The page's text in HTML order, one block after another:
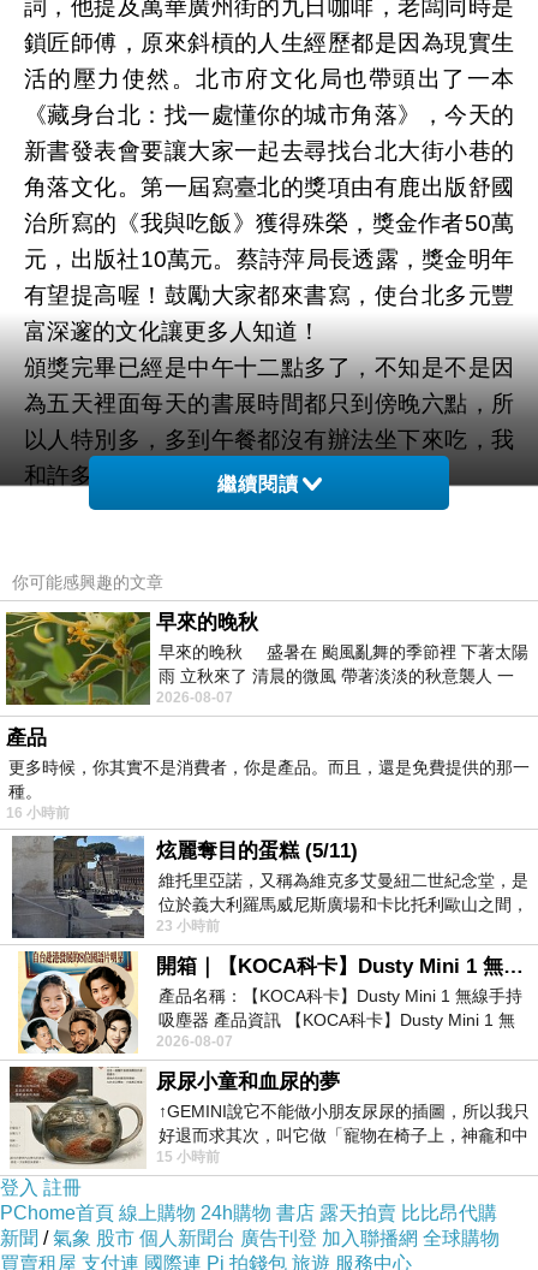
詞，他提及萬華廣州街的九日咖啡，老闆同時是
鎖匠師傅，原來斜槓的人生經歷都是因為現實生
活的壓力使然。北市府文化局也帶頭出了一本
《藏身台北：找一處懂你的城市角落》，今天的
新書發表會要讓大家一起去尋找台北大街小巷的
角落文化。第一屆寫臺北的獎項由有鹿出版舒國
治所寫的《我與吃飯》獲得殊榮，獎金作者50萬
元，出版社10萬元。蔡詩萍局長透露，獎金明年
有望提高喔！鼓勵大家都來書寫，使台北多元豐
富深邃的文化讓更多人知道！
頒獎完畢已經是中午十二點多了，不知是不是因
為五天裡面每天的書展時間都只到傍晚六點，所
以人特別多，多到午餐都沒有辦法坐下來吃，我
和許多人就都站著吃午餐。
吃完午餐又點了一杯烏龍奶蓋，這杯飲料讓我懷
生，小聊了一下。他是去那兒做觀察研究工作
的，真是青年才俊！接著我就開始買書了，原本
想說買一本就好，結果是買了五本，雖然書很
重，但是還是有大豐收的喜悅感！
下午在主題廣場聽了兩場分享，分別是：
時代的回聲：影像如何重述台灣的大時代
由王傳宗、湯昇榮兩位導演和牽猴子公司的共同
創辦人王師一起分享。
時報出版社主辦的吉本芭娜娜新書分享，由時報
董事長訪問吉本芭娜娜與曾寶儀。內容頗爲療
癒。可惜因為書展時間只到六點，無法簽書。幸
好我帶去的書《廚房》很小一本，不重。不過新
買的書真的一直抱著，用提的感覺很重！
繼續閱讀
你可能感興趣的文章
早來的晚秋
早來的晚秋 盛暑在 颱風亂舞的季節裡 下著太陽
雨 立秋來了 清晨的微風 帶著淡淡的秋意襲人 一
下子 又被赤
2026-08-07
產品
更多時候，你其實不是消費者，你是產品。而且，還是免費提供的那一
種。
16 小時前
炫麗奪目的蛋糕 (5/11)
維托里亞諾，又稱為維克多艾曼紐二世紀念堂，是
位於義大利羅馬威尼斯廣場和卡比托利歐山之間，
用以紀念統一義大利統一後的的第一位國
23 小時前
開箱｜【KOCA科卡】Dusty Mini 1 無線手持吸塵器
產品名稱：【KOCA科卡】Dusty Mini 1 無線手持
吸塵器 產品資訊 【KOCA科卡】Dusty Mini 1 無
線手持吸塵器評語： 能吸、能吹兼具兩
2026-08-07
尿尿小童和血尿的夢
↑GEMINI說它不能做小朋友尿尿的插圖，所以我只
好退而求其次，叫它做「寵物在椅子上，神龕和中
年人臉孔」的畫了。 六月底
15 小時前
登入 註冊
PChome首頁 線上購物 24h購物 書店 露天拍賣 比比昂代購
新聞 /氣象 股市 個人新聞台 廣告刊登 加入聯播網 全球購物
買賣租屋 支付連 國際連 Pi 拍錢包 旅遊 服務中心